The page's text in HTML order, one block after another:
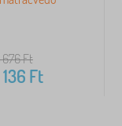
676Ft
Ft